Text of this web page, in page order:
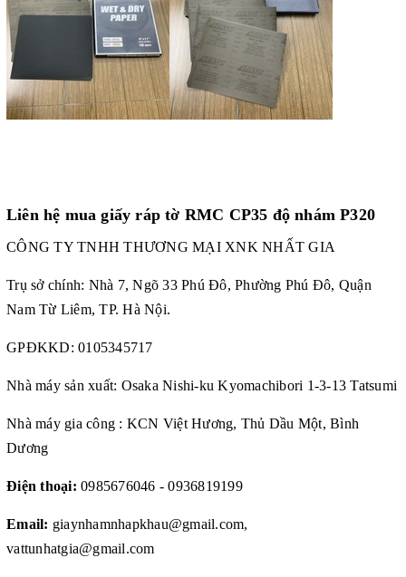
Liên hệ mua giấy ráp tờ RMC CP35 độ nhám P320
CÔNG TY TNHH THƯƠNG MẠI XNK NHẤT GIA
Trụ sở chính: Nhà 7, Ngõ 33 Phú Đô, Phường Phú Đô, Quận
Nam Từ Liêm, TP. Hà Nội.
GPĐKKD: 0105345717
Nhà máy sản xuất: Osaka Nishi-ku Kyomachibori 1-3-13 Tatsumi
Nhà máy gia công : KCN Việt Hương, Thủ Dầu Một, Bình
Dương
Điện thoại: 0985676046 - 0936819199
Email: giaynhamnhapkhau@gmail.com,
vattunhatgia@gmail.com